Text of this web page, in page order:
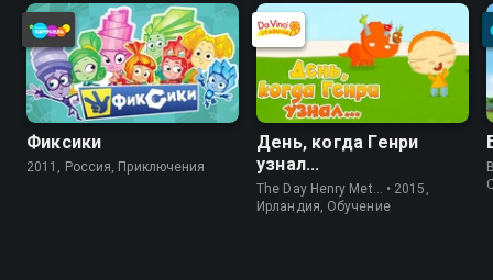
Фиксики
2011, Россия, Приключения
День, когда Генри
узнал...
The Day Henry Met… • 2015,
Ирландия, Обучение